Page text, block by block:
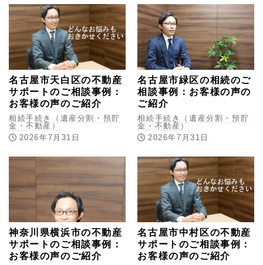
名古屋市天白区の不動産
サポートのご相談事例：
お客様の声のご紹介
相続手続き（遺産分割・預貯
金・不動産）
2026年7月31日
名古屋市緑区の相続のご
相談事例：お客様の声の
ご紹介
相続手続き（遺産分割・預貯
金・不動産）
2026年7月31日
神奈川県横浜市の不動産
サポートのご相談事例：
お客様の声のご紹介
名古屋市中村区の不動産
サポートのご相談事例：
お客様の声のご紹介